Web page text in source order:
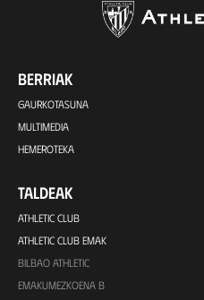
BERRIAK
GAURKOTASUNA
MULTIMEDIA
HEMEROTEKA
TALDEAK
ATHLETIC CLUB
ATHLETIC CLUB EMAK
BILBAO ATHLETIC
EMAKUMEZKOENA B